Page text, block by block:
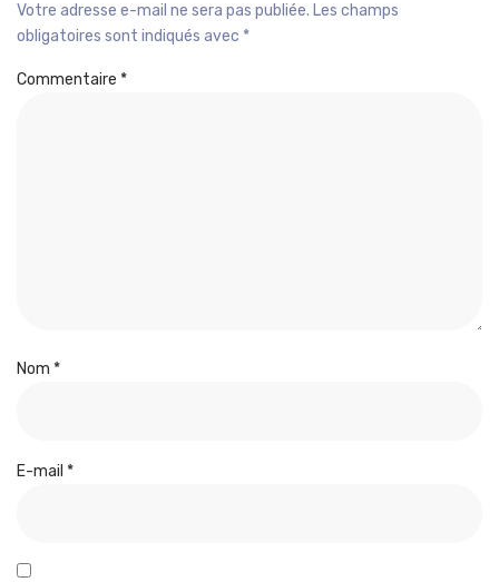
Votre adresse e-mail ne sera pas publiée. Les champs
obligatoires sont indiqués avec *
Commentaire *
Nom *
E-mail *